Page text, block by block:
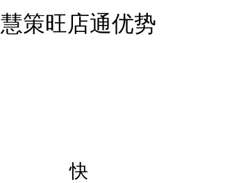
慧策旺店通优势
快